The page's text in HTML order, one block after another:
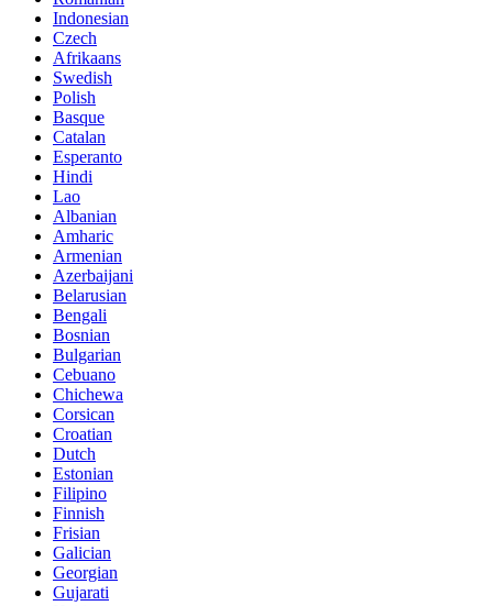
Indonesian
Czech
Afrikaans
Swedish
Polish
Basque
Catalan
Esperanto
Hindi
Lao
Albanian
Amharic
Armenian
Azerbaijani
Belarusian
Bengali
Bosnian
Bulgarian
Cebuano
Chichewa
Corsican
Croatian
Dutch
Estonian
Filipino
Finnish
Frisian
Galician
Georgian
Gujarati